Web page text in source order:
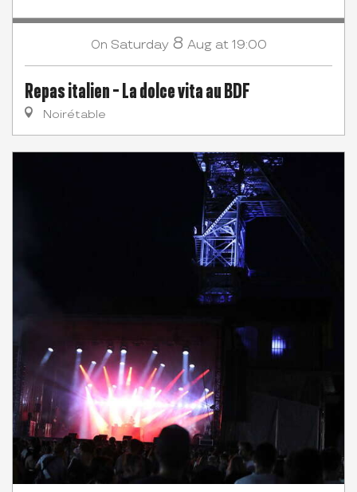
On Saturday 8 Aug at 19:00
Repas italien - La dolce vita au BDF
Noirétable